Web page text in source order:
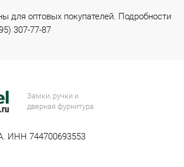
для оптовых покупателей. Подробности
307-77-87
Замки, ручки и
дверная фурнитура
ИНН 744700693553